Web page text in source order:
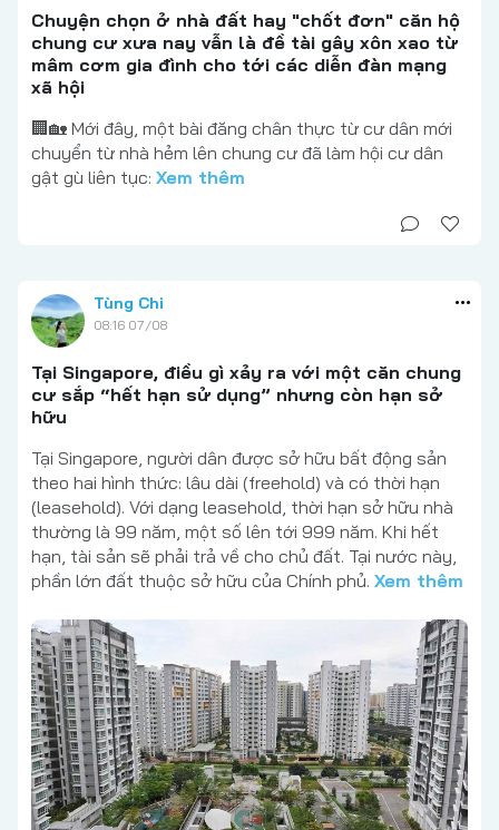
Chuyện chọn ở nhà đất hay "chốt đơn" căn hộ
chung cư xưa nay vẫn là đề tài gây xôn xao từ
mâm cơm gia đình cho tới các diễn đàn mạng
xã hội
🏢🏡 Mới đây, một bài đăng chân thực từ cư dân mới
chuyển từ nhà hẻm lên chung cư đã làm hội cư dân
gật gù liên tục: Xem thêm
Tùng Chi
08:16 07/08
Tại Singapore, điều gì xảy ra với một căn chung
cư sắp “hết hạn sử dụng” nhưng còn hạn sở
hữu
Tại Singapore, người dân được sở hữu bất động sản
theo hai hình thức: lâu dài (freehold) và có thời hạn
(leasehold). Với dạng leasehold, thời hạn sở hữu nhà
thường là 99 năm, một số lên tới 999 năm. Khi hết
hạn, tài sản sẽ phải trả về cho chủ đất. Tại nước này,
phần lớn đất thuộc sở hữu của Chính phủ. Xem thêm